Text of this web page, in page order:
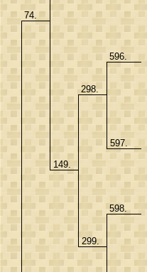
74.
149.
298.
596.
597.
299.
598.